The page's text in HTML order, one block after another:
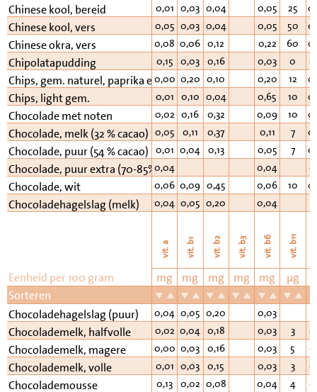
Chinese kool, bereid 0,01 0,03 0,04 0,05 25
Chinese kool, vers 0,05 0,03 0,04 0,05 50
Chinese okra, vers 0,08 0,06 0,12 0,22 60
Chipolatapudding 0,15 0,03 0,16 0,03 0
Chips, gem. naturel, paprika e.d.0,00 0,20 0,10 0,20 12
Chips, light gem. 0,01 0,10 0,04 0,65 10
Chocolade met noten 0,02 0,16 0,32 0,09 10
Chocolade, melk (32 % cacao) 0,05 0,11 0,37 0,11 7
Chocolade, puur (54 % cacao) 0,01 0,04 0,13 0,05 7
Chocolade, puur extra (70-85% cacao)
0,04 0,04
Chocolade, wit 0,06 0,09 0,45 0,06 10
Chocoladehagelslag (melk) 0,04 0,05 0,20 0,04
vit. a vit. b1 vit. b2 vit. b3 vit. b6 vit. b11
Eenheid per 100 gram mg mg mg mg mg µg
Sorteren
Chocoladehagelslag (puur)
0,04 0,05 0,20 0,03
Chocolademelk, halfvolle 0,02 0,04 0,18 0,03 3
Chocolademelk, magere 0,00 0,03 0,16 0,03 5
Chocolademelk, volle 0,01 0,03 0,15 0,03 3
Chocolademousse 0,13 0,02 0,08 0,04 4